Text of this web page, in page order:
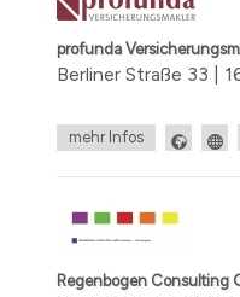
profunda
Berliner Straße 33 |
mehr Infos
Regenbogen Consulting